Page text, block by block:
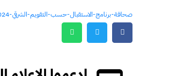
صحافة-برنامج-الاستقبال-حسب-التقويم-الشرقي-2024